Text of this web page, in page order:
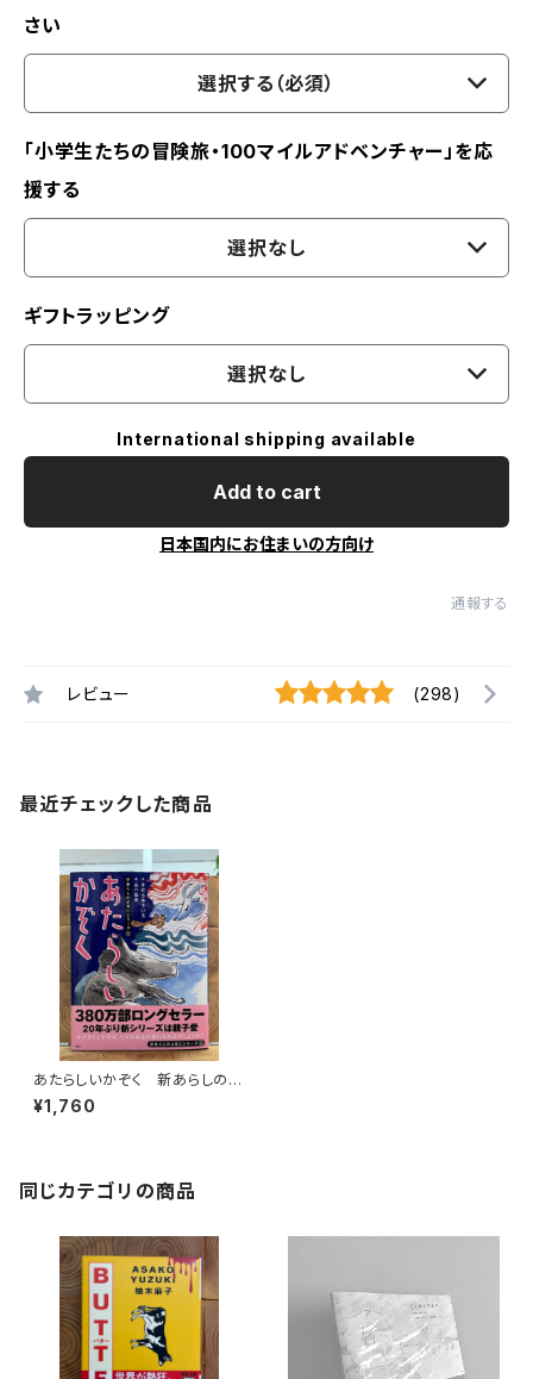
さい
選択する（必須）
「小学生たちの冒険旅・100マイルアドベンチャー」を応
援する
選択なし
ギフトラッピング
選択なし
International shipping available
Add to cart
日本国内にお住まいの方向け
通報する
レビュー (298)
最近チェックした商品
あたらしいかぞく 新あらしのよ
るにシリーズ（2）
¥1,760
同じカテゴリの商品